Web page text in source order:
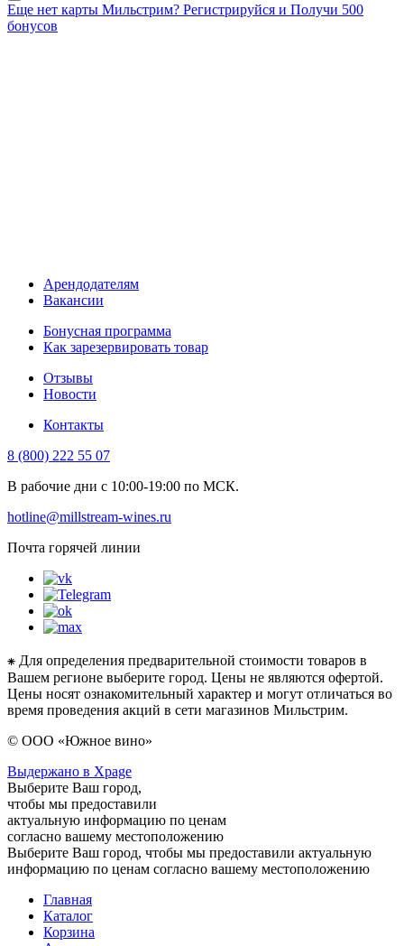
Еще нет карты Мильстрим? Регистрируйся и Получи 500
бонусов
Арендодателям
Вакансии
Бонусная программа
Как зарезервировать товар
Отзывы
Новости
Контакты
8 (800) 222 55 07
В рабочие дни с 10:00-19:00 по МСК.
hotline@millstream-wines.ru
Почта горячей линии
⁕ Для определения предварительной стоимости товаров в
Вашем регионе выберите город. Цены не являются офертой.
Цены носят ознакомительный характер и могут отличаться во
время проведения акций в сети магазинов Мильстрим.
© ООО «Южное вино»
Выдержано в Xpage
Выберите Ваш город,
чтобы мы предоставили
актуальную информацию по ценам
согласно вашему местоположению
Выберите Ваш город, чтобы мы предоставили актуальную
информацию по ценам согласно вашему местоположению
Главная
Каталог
Корзина